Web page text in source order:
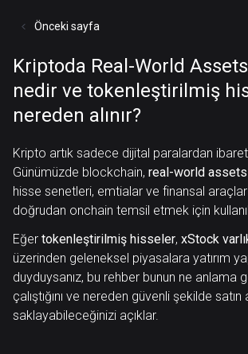
Önceki sayfa
Kriptoda Real-World
nedir ve tokenleştirilmiş
nereden alınır?
Kripto artık sadece dijital paralardan
Günümüzde blockchain, real-world assets
hisse senetleri, emtialar ve finansal araçlar
doğrudan onchain temsil etmek için
Eğer tokenleştirilmiş hisseler, xStock
üzerinden geleneksel piyasalara yatırım
duyduysanız, bu rehber bunun ne anlama
çalıştığını ve nereden güvenli şekilde satın
saklayabileceğinizi açıklar.